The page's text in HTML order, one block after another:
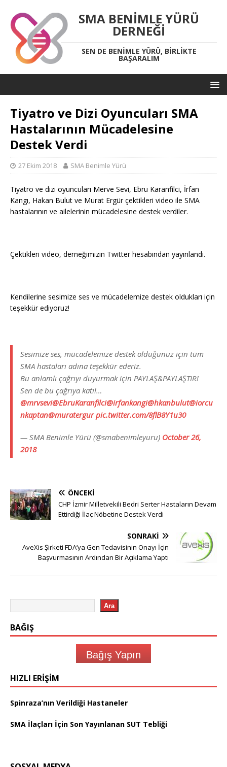
SMA BENIMLE YÜRÜ
DERNEĞI
SEN DE BENIMLE YÜRÜ, BIRLIKTE
BAŞARALIM
Tiyatro ve Dizi Oyuncuları SMA
Hastalarının Mücadelesine
Destek Verdi
27 Ekim 2018 SMA Benimle Yürü
Tiyatro ve dizi oyuncuları Merve Sevi, Ebru Karanfilci, İrfan
Kangı, Hakan Bulut ve Murat Ergür çektikleri video ile SMA
hastalarının ve ailelerinin mücadelesine destek verdiler.
Çektikleri video, derneğimizin Twitter hesabından yayınlandı.
Kendilerine sesimize ses ve mücadelemize destek oldukları için
teşekkür ediyoruz!
Sesimize ses, mücadelemize destek olduğunuz için tüm
SMA hastaları adına teşekkür ederiz.
Bu anlamlı çağrıyı duyurmak için PAYLAŞ&PAYLAŞTIR!
Sen de bu çağrıya katıl…
@mrvsevi@EbruKaranfilci@irfankangi@hkanbulut@iorcu
nkaptan@muratergur pic.twitter.com/8flB8Y1u30
— SMA Benimle Yürü (@smabenimleyuru) October 26,
2018
ÖNCEKI
CHP İzmir Milletvekili Bedri Serter Hastaların Devam
Ettirdiği İlaç Nöbetine Destek Verdi
SONRAKI
AveXis Şirketi FDA’ya Gen Tedavisinin Onayı İçin
Başvurmasının Ardından Bir Açıklama Yaptı
Ara
BAĞIŞ
Bağış Yapın
HIZLI ERIŞIM
Spinraza’nın Verildiği Hastaneler
SMA İlaçları İçin Son Yayınlanan SUT Tebliği